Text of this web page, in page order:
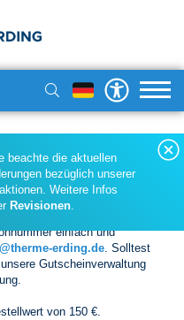
beachte die aktuellen
bezüglich unserer
Weitere Infos
Revisionen.
einfach und
erding.de. Solltest
Gutscheinverwaltung
von 150 €.